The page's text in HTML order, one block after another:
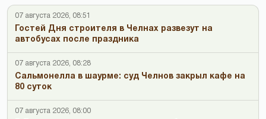
07 августа 2026, 08:51
Гостей Дня строителя в Челнах развезут на
автобусах после праздника
07 августа 2026, 08:28
Сальмонелла в шаурме: суд Челнов закрыл кафе на
80 суток
07 августа 2026, 08:00